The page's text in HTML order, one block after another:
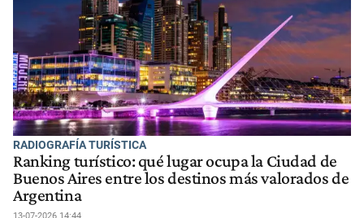
RADIOGRAFÍA TURÍSTICA
Ranking turístico: qué lugar ocupa la Ciudad de
Buenos Aires entre los destinos más valorados de
Argentina
13-07-2026 14:44